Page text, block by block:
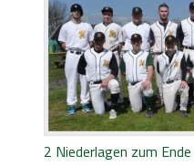
2 Niederlagen zum